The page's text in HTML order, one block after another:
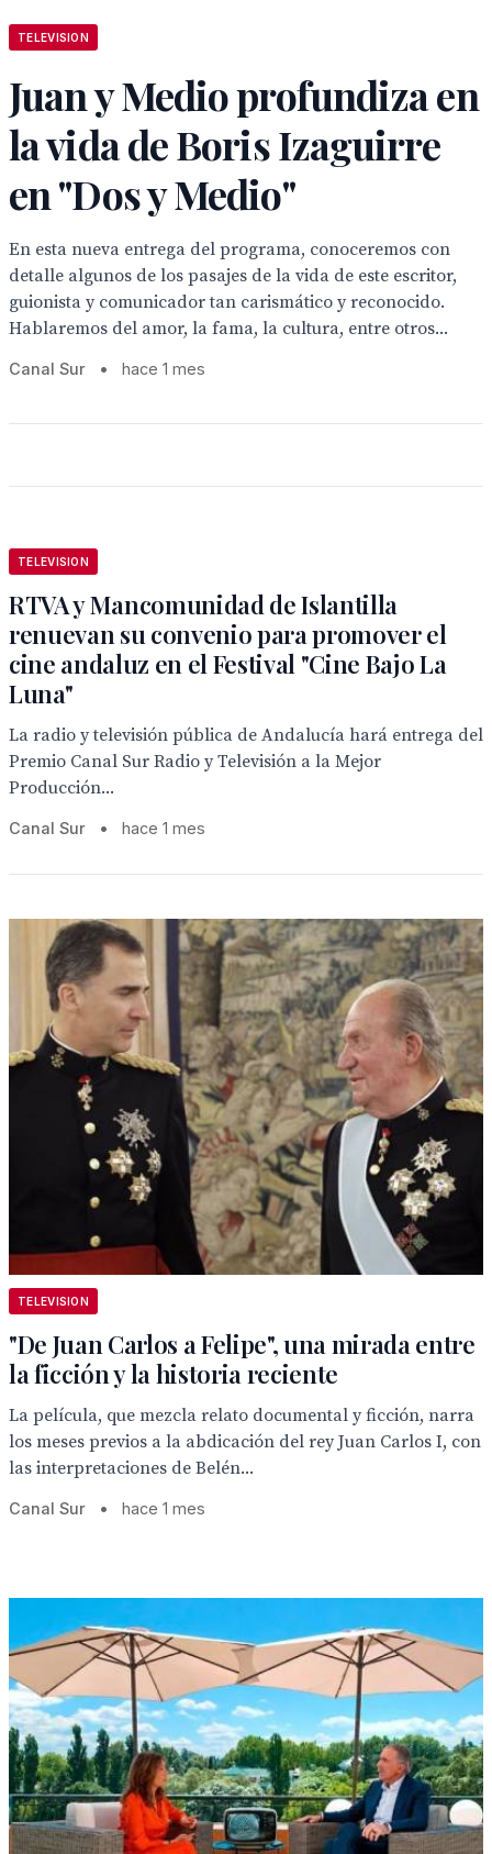
TELEVISION
Juan y Medio profundiza en
la vida de Boris Izaguirre
en "Dos y Medio"
En esta nueva entrega del programa, conoceremos con
detalle algunos de los pasajes de la vida de este escritor,
guionista y comunicador tan carismático y reconocido.
Hablaremos del amor, la fama, la cultura, entre otros...
Canal Sur • hace 1 mes
TELEVISION
RTVA y Mancomunidad de Islantilla
renuevan su convenio para promover el
cine andaluz en el Festival "Cine Bajo La
Luna"
La radio y televisión pública de Andalucía hará entrega del
Premio Canal Sur Radio y Televisión a la Mejor
Producción...
Canal Sur • hace 1 mes
TELEVISION
"De Juan Carlos a Felipe", una mirada entre
la ficción y la historia reciente
La película, que mezcla relato documental y ficción, narra
los meses previos a la abdicación del rey Juan Carlos I, con
las interpretaciones de Belén...
Canal Sur • hace 1 mes